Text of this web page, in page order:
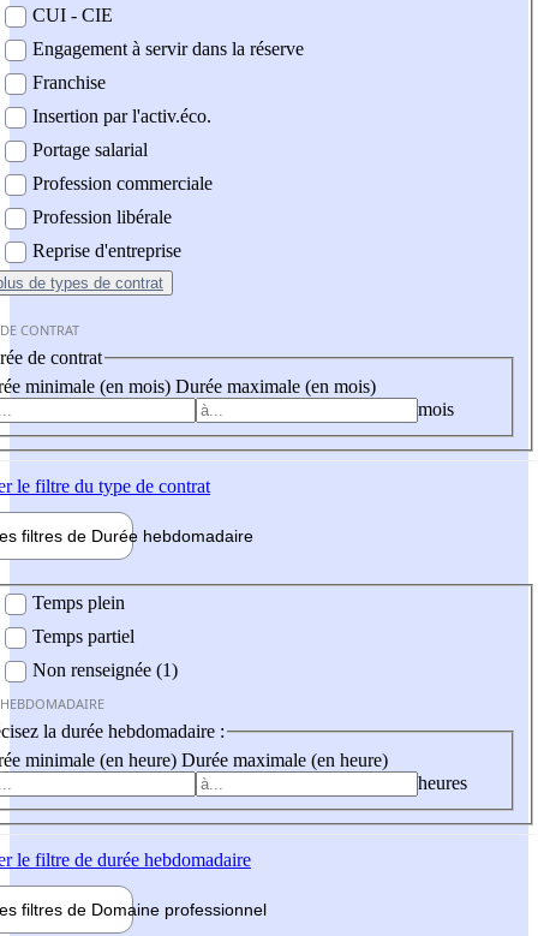
CUI - CIE
Engagement à servir dans la réserve
Franchise
Insertion par l'activ.éco.
Portage salarial
Profession commerciale
Profession libérale
Reprise d'entreprise
de types de contrat
CONTRAT
de contrat
minimale (en mois) Durée maximale (en mois)
mois
le filtre du type de contrat
filtres de Durée hebdomadaire
Temps plein
Temps partiel
Non renseignée (1)
la durée hebdomadaire :
minimale (en heure) Durée maximale (en heure)
heures
le filtre de durée hebdomadaire
filtres de Domaine professionnel